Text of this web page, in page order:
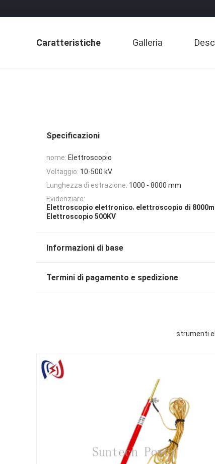
Caratteristiche Galleria
Specificazioni
nome: Elettroscopio
Voltaggio: 10-500 kV
Lunghezza di estrazione: 1000 - 8000 mm
Evidenziare:
Elettroscopio elettronico, elettroscopio di
Elettroscopio 500KV
Informazioni di base
Termini di pagamento e spedizione
strumenti